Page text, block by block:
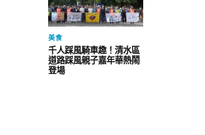
美食
千人踩風騎車趣！清水區
道路踩風親子嘉年華熱鬧
登場